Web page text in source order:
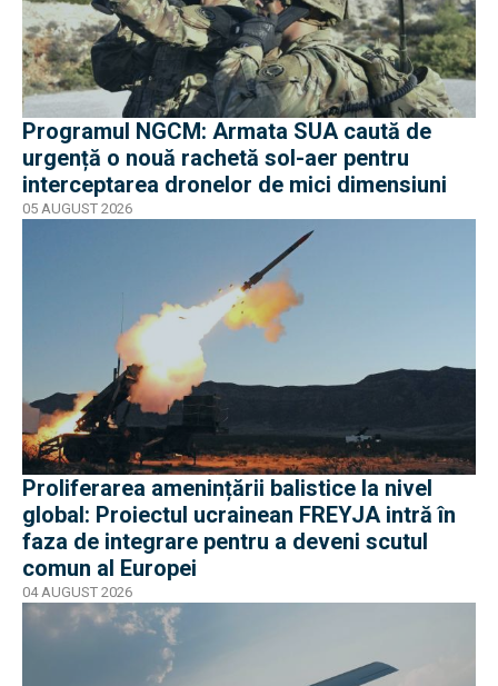
Programul NGCM: Armata SUA caută de
urgență o nouă rachetă sol-aer pentru
interceptarea dronelor de mici dimensiuni
05 AUGUST 2026
Proliferarea amenințării balistice la nivel
global: Proiectul ucrainean FREYJA intră în
faza de integrare pentru a deveni scutul
comun al Europei
04 AUGUST 2026